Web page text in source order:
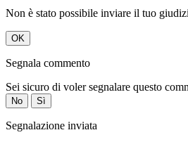
Non è stato possibile inviare il tuo
OK
Segnala commento
Sei sicuro di voler segnalare questo
No Sì
Segnalazione inviata